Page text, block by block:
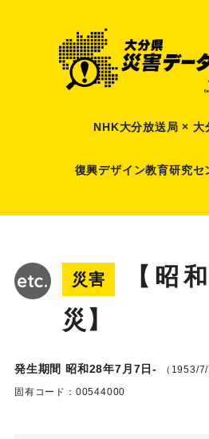
NHK大分放送局 × 大
復興デザイン教育研究セ
災害
【昭
災】
発生期間 昭和28年7月7日- （1953/
固有コード：00544000